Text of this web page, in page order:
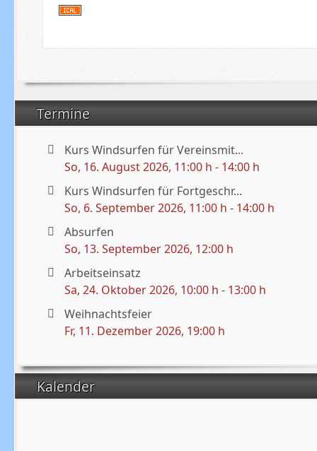
Termine
Kurs Windsurfen für Vereinsmit...
So, 16. August 2026, 11:00 h - 14:00 h
Kurs Windsurfen für Fortgeschr...
So, 6. September 2026, 11:00 h - 14:00 h
Absurfen
So, 13. September 2026, 12:00 h
Arbeitseinsatz
Sa, 24. Oktober 2026, 10:00 h - 13:00 h
Weihnachtsfeier
Fr, 11. Dezember 2026, 19:00 h
Kalender